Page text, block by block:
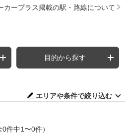
カープラス掲載の駅・路線について
目的から探す
エリアや条件で絞り込む
0件中1〜0件）